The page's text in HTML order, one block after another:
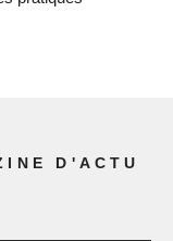
D'ACTU